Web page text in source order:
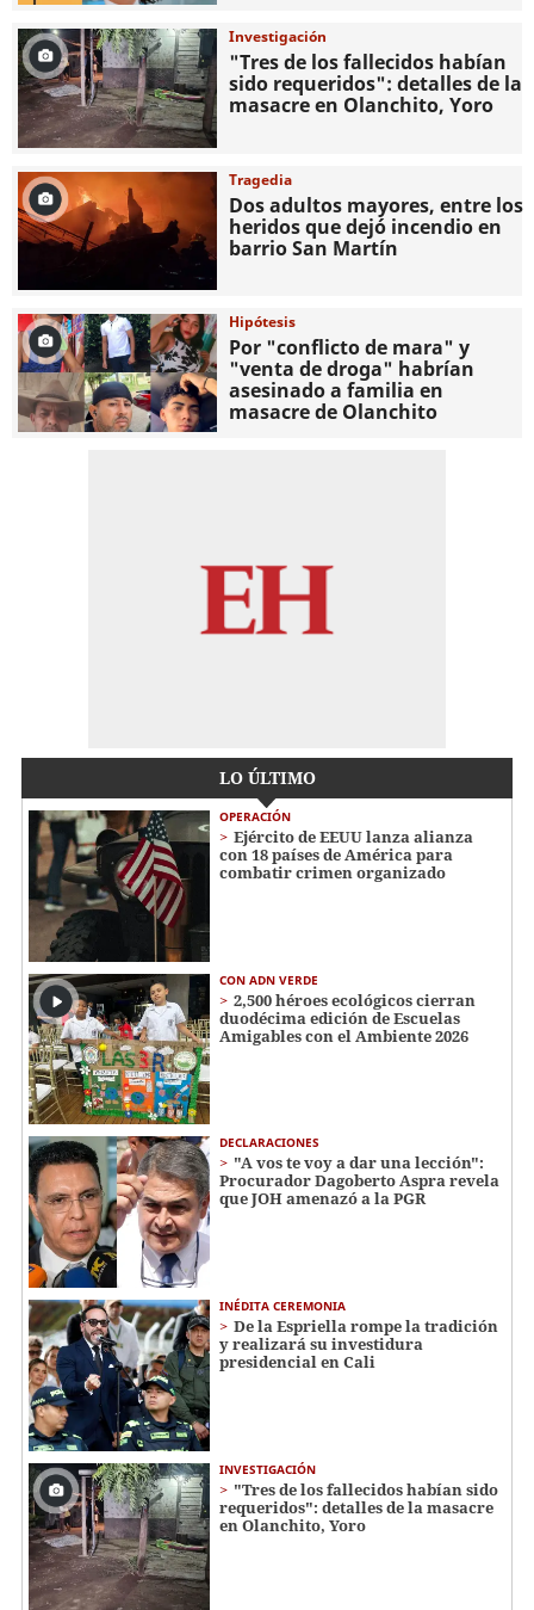
Investigación
"Tres de los fallecidos habían
sido requeridos": detalles de la
masacre en Olanchito, Yoro
Tragedia
Dos adultos mayores, entre los
heridos que dejó incendio en
barrio San Martín
Hipótesis
Por "conflicto de mara" y
"venta de droga" habrían
asesinado a familia en
masacre de Olanchito
LO ÚLTIMO
OPERACIÓN
Ejército de EEUU lanza alianza
con 18 países de América para
combatir crimen organizado
CON ADN VERDE
2,500 héroes ecológicos cierran
duodécima edición de Escuelas
Amigables con el Ambiente 2026
DECLARACIONES
"A vos te voy a dar una lección":
Procurador Dagoberto Aspra revela
que JOH amenazó a la PGR
INÉDITA CEREMONIA
De la Espriella rompe la tradición
y realizará su investidura
presidencial en Cali
INVESTIGACIÓN
"Tres de los fallecidos habían sido
requeridos": detalles de la masacre
en Olanchito, Yoro